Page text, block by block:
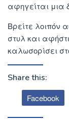
αφηγείται μια
Βρείτε λοιπόν
στυλ και
καλωσορίσει
Share this:
Facebook